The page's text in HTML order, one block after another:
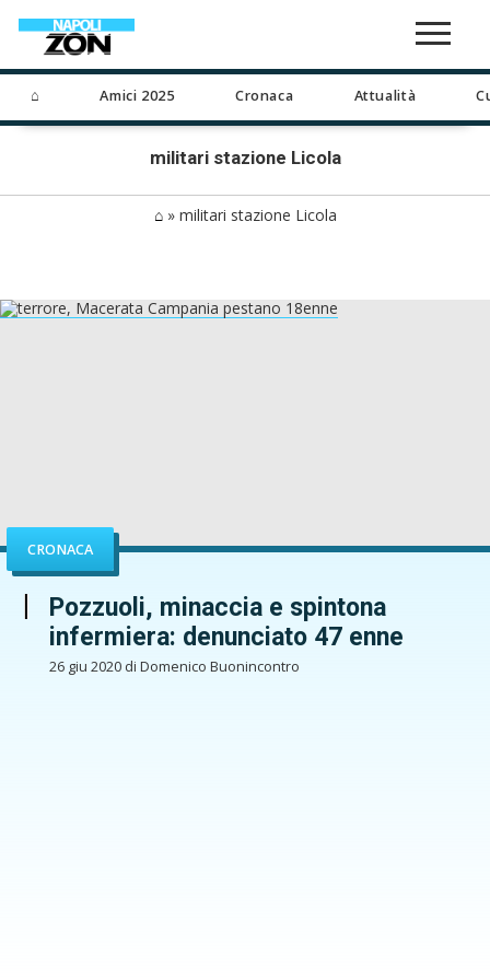
⌂ Amici 2025 Cronaca Attualità
militari stazione Licola
⌂» militari stazione Licola
CRONACA
Pozzuoli, minaccia e spintona
infermiera: denunciato 47 enne
26 giu 2020 di Domenico Buonincontro